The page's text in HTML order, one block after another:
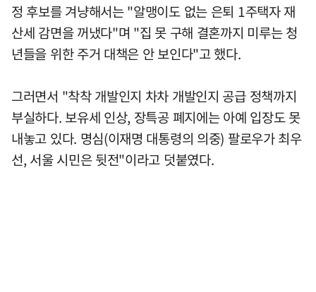
정 후보를 겨냥해서는 "알맹이도 없는 은퇴 1주택자 재
산세 감면을 꺼냈다"며 "집 못 구해 결혼까지 미루는 청
년들을 위한 주거 대책은 안 보인다"고 했다.
그러면서 "착착 개발인지 차차 개발인지 공급 정책까지
부실하다. 보유세 인상, 장특공 폐지에는 아예 입장도 못
내놓고 있다. 명심(이재명 대통령의 의중) 팔로우가 최우
선, 서울 시민은 뒷전"이라고 덧붙였다.